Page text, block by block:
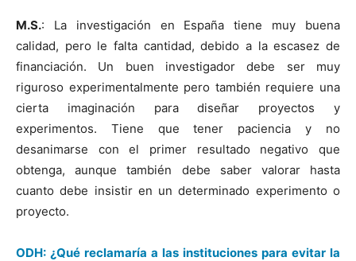
M.S.: La investigación en España tiene muy buena
calidad, pero le falta cantidad, debido a la escasez de
financiación. Un buen investigador debe ser muy
riguroso experimentalmente pero también requiere una
cierta imaginación para diseñar proyectos y
experimentos. Tiene que tener paciencia y no
desanimarse con el primer resultado negativo que
obtenga, aunque también debe saber valorar hasta
cuanto debe insistir en un determinado experimento o
proyecto.
ODH: ¿Qué reclamaría a las instituciones para evitar la